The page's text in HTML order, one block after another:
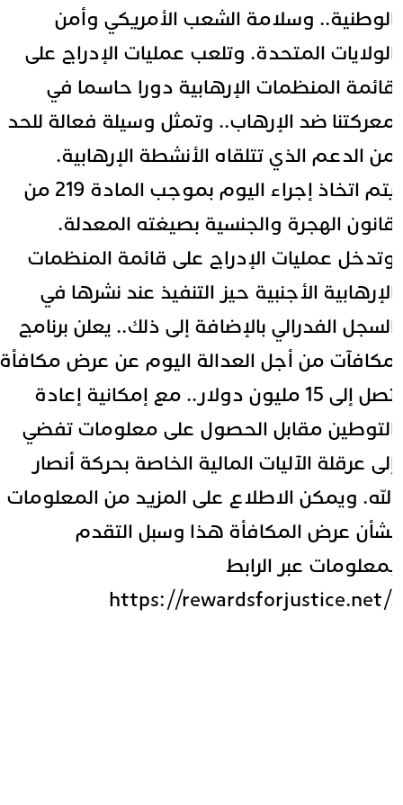
وسلامة الشعب الأمريكي وأمن
المتحدة. وتلعب عمليات الإدراج على
المنظمات الإرهابية دورا حاسما في
ضد الإرهاب.. وتمثل وسيلة فعالة للحد
الدعم الذي تتلقاه الأنشطة الإرهابية.
يتم اتخاذ إجراء اليوم بموجب المادة 219 من
الهجرة والجنسية بصيغته المعدلة.
عمليات الإدراج على قائمة المنظمات
الأجنبية حيز التنفيذ عند نشرها في
الفدرالي بالإضافة إلى ذلك.. يعلن برنامج
من أجل العدالة اليوم عن عرض مكافأة
تصل إلى 15 مليون دولار.. مع إمكانية إعادة
مقابل الحصول على معلومات تفضي
عرقلة الآليات المالية الخاصة بحركة أنصار
ويمكن الاطلاع على المزيد من المعلومات
عرض المكافأة هذا وسبل التقدم
عبر الرابط